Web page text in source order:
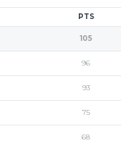
PTS
105
96
93
75
68